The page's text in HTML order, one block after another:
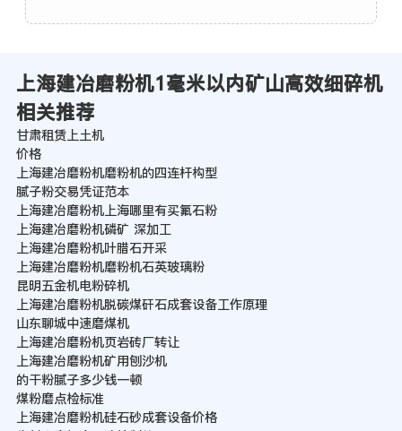
上海建冶磨粉机1毫米以内矿山高效细碎机
相关推荐
甘肃租赁上土机
价格
上海建冶磨粉机磨粉机的四连杆构型
腻子粉交易凭证范本
上海建冶磨粉机上海哪里有买氟石粉
上海建冶磨粉机磷矿 深加工
上海建冶磨粉机叶腊石开采
上海建冶磨粉机磨粉机石英玻璃粉
昆明五金机电粉碎机
上海建冶磨粉机脱碳煤矸石成套设备工作原理
山东聊城中速磨煤机
上海建冶磨粉机页岩砖厂转让
上海建冶磨粉机矿用刨沙机
的干粉腻子多少钱一顿
煤粉磨点检标准
上海建冶磨粉机硅石砂成套设备价格